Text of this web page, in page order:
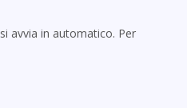
si avvia in automatico. Per